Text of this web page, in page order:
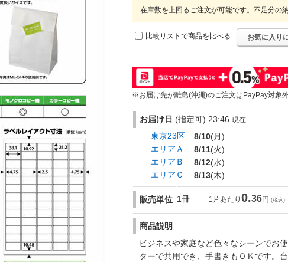
在庫数を上回るご注文が可能です。不足分の
比較リストで商品を比べる お気に入り
※お届け先が離島(沖縄)のご注文はPayPay対象
お届け日 (指定可) 23:46 現在
東京23区 8/10(月)
エリアＡ
8/11(火)
エリアＢ
8/12(水)
エリアＣ
8/13(木)
販売単位 1冊 1片あたり 0.36円 (税込)
商品説明
ビジネスや家庭など色々なシーンでお
ターで共用でき、手書きもＯＫです。